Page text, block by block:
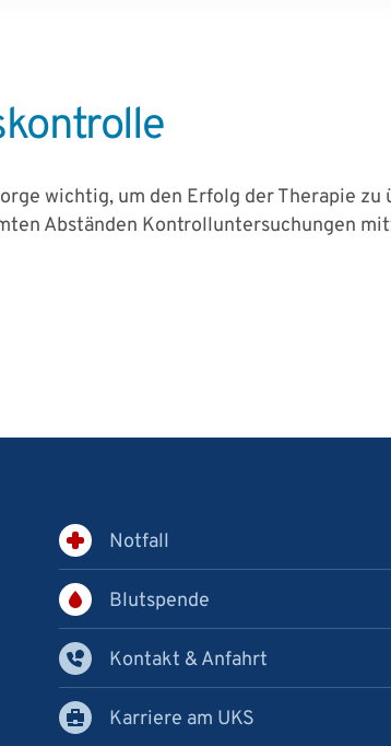
wichtig, um den Erfolg der Therapie
Abständen Kontrolluntersuchungen
Notfall
Blutspende
Kontakt & Anfahrt
Karriere am UKS